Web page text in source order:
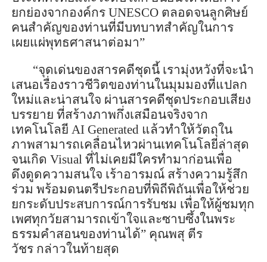
ยกย่องจากองค์กร UNESCO ตลอดจนลูกศิษย์
คนสำคัญของท่านที่มีบทบาทสำคัญในการ
เผยแผ่พุทธศาสนาต่อมา”
“จุดเด่นของสารคดีชุดนี้ เรามุ่งหวังที่จะนำ
เสนอเรื่องราวชีวิตของท่านในมุมมองที่แปลก
ใหม่และน่าสนใจ ผ่านสารคดีชุดประกอบเสียง
บรรยาย ที่สร้างภาพกึ่งเสมือนจริงจาก
เทคโนโลยี AI Generated แล้วทำให้วัตถุใน
ภาพสามารถเคลื่อนไหวผ่านเทคโนโลยีล่าสุด
จนเกิด Visual ที่ไม่เคยมีใครทำมาก่อนเพื่อ
ดึงดูดความสนใจ เร้าอารมณ์ สร้างความรู้สึก
ร่วม พร้อมดนตรีประกอบที่พิถีพิถันเพื่อให้ช่วย
ยกระดับประสบการณ์การรับชม เพื่อให้ผู้ชมทุก
เพศทุกวัยสามารถเข้าใจและซาบซึ้งในพระ
ธรรมคำสอนของท่านได้” คุณพสุ ตีร
วัชรกล่าวในท้ายสุด